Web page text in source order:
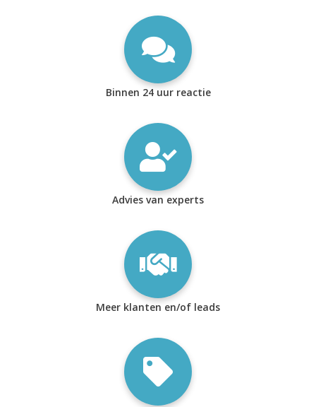
Binnen 24 uur reactie
Advies van experts
Meer klanten en/of leads